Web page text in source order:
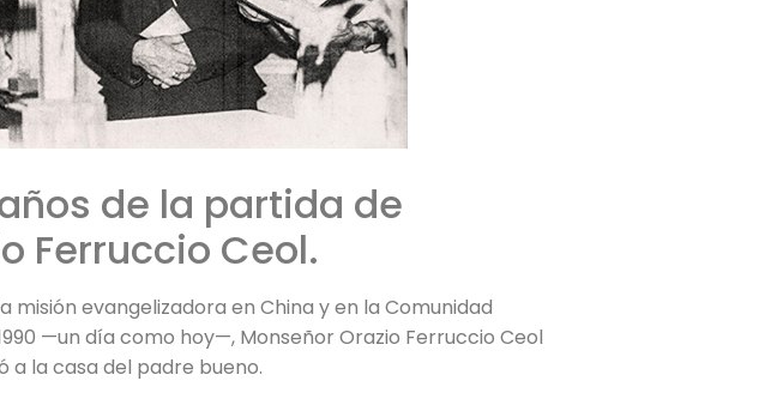
de la partida de
Ferruccio Ceol.
misión evangelizadora en China y en la Comunidad
—un día como hoy—, Monseñor Orazio Ferruccio Ceol
la casa del padre bueno.